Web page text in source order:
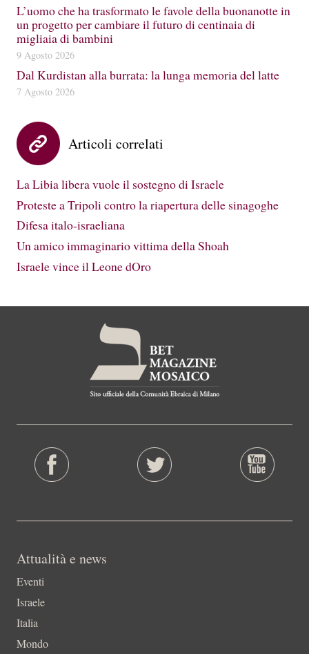
L’uomo che ha trasformato le favole della buonanotte in
un progetto per cambiare il futuro di centinaia di
migliaia di bambini
9 Agosto 2026
Dal Kurdistan alla burrata: la lunga memoria del latte
7 Agosto 2026
Articoli correlati
La Libia libera vuole il sostegno di Israele
Proteste a Tripoli contro la riapertura delle sinagoghe
Difesa italo-israeliana
Un amico immaginario vittima della Shoah
Israele vince il Leone dOro
Attualità e news
Eventi
Israele
Italia
Mondo